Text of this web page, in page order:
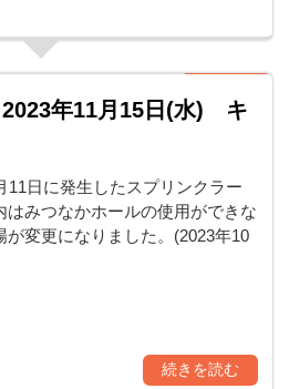
2023年11月15日(水) キ
11日に発生したスプリンクラー
はみつなかホールの使用ができな
が変更になりました。(2023年10
続きを読む